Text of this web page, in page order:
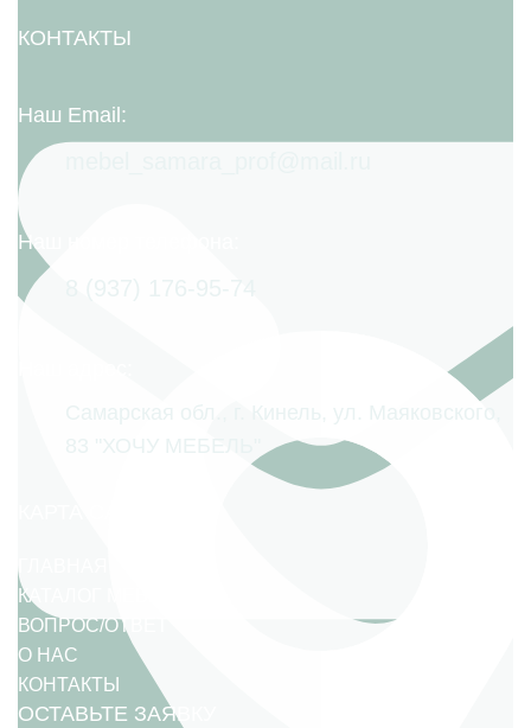
КОНТАКТЫ
Наш Email:
Наш номер телефона:
ГЛАВНАЯ
КАТАЛОГ МЕБЕЛИ
ВОПРОС/ОТВЕТ
О НАС
КОНТАКТЫ
ОСТАВЬТЕ ЗАЯВКУ